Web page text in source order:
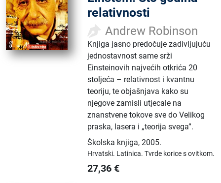
relativnosti
Andrew Robinson
Knjiga jasno predočuje zadivljujuću
jednostavnost same srži
Einsteinovih najvećih otkrića 20
stoljeća – relativnost i kvantnu
teoriju, te objašnjava kako su
njegove zamisli utjecale na
znanstvene tokove sve do Velikog
praska, lasera i „teorija svega”.
Školska knjiga,2005.
Hrvatski. Latinica.Tvrde korice s ovitkom.
27,36 €